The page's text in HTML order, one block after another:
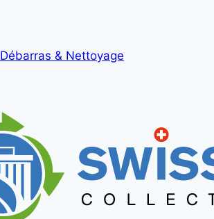
Débarras & Nettoyage